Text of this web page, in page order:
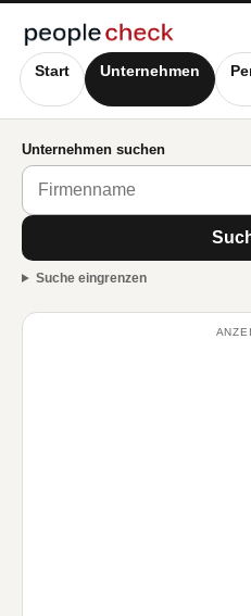
Start Unternehmen
Unternehmen suchen
Suche eingrenzen